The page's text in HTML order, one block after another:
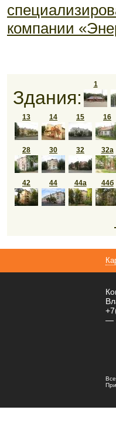
компании
Здания:
1
13 14 15 16
28 30 32 32а
42 44 44а 44б
—